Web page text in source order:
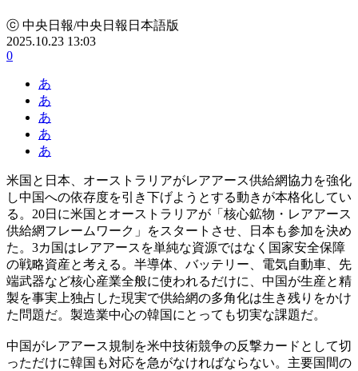
ⓒ 中央日報/中央日報日本語版
2025.10.23 13:03
0
あ
あ
あ
あ
あ
米国と日本、オーストラリアがレアアース供給網協力を強化
し中国への依存度を引き下げようとする動きが本格化してい
る。20日に米国とオーストラリアが「核心鉱物・レアアース
供給網フレームワーク」をスタートさせ、日本も参加を決め
た。3カ国はレアアースを単純な資源ではなく国家安全保障
の戦略資産と考える。半導体、バッテリー、電気自動車、先
端武器など核心産業全般に使われるだけに、中国が生産と精
製を事実上独占した現実で供給網の多角化は生き残りをかけ
た問題だ。製造業中心の韓国にとっても切実な課題だ。
中国がレアアース規制を米中技術競争の反撃カードとして切
っただけに韓国も対応を急がなければならない。主要国間の